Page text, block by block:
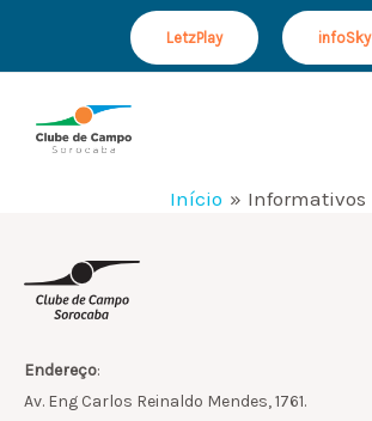
conteúdo
LetzPlay infoSky
Início Informativos
Endereço:
Av. Eng Carlos Reinaldo Mendes, 1761.